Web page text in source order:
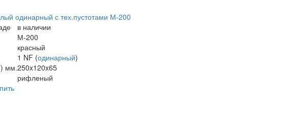
одинарный с тех.пустотами М-200
в наличии
М-200
красный
1 NF (одинарный)
мм.250x120x65
рифленый